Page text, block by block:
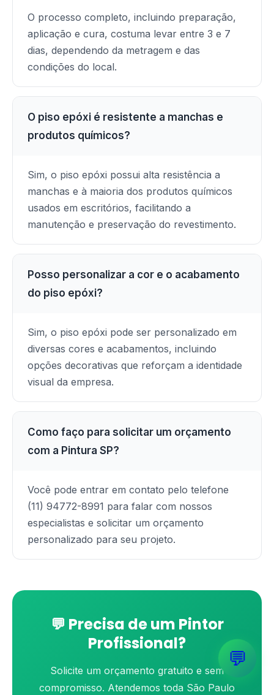
O processo completo, incluindo preparação,
aplicação e cura, costuma levar entre 3 e 7
dias, dependendo da metragem e das
condições do local.
O piso epóxi é resistente a manchas e
produtos químicos?
Sim, o piso epóxi possui alta resistência a
manchas e à maioria dos produtos químicos
usados em escritórios, facilitando a
manutenção e preservação do revestimento.
Posso personalizar a cor e o acabamento
do piso epóxi?
Sim, o piso epóxi pode ser personalizado em
diversas cores e acabamentos, incluindo
opções decorativas que reforçam a identidade
visual da empresa.
Como faço para solicitar um orçamento
com a Pintura SP?
Você pode entrar em contato pelo telefone
(11) 94772-8991 para falar com nossos
especialistas e solicitar um orçamento
personalizado para seu projeto.
💬 Precisa de um Pintor
Profissional?
Solicite um orçamento gratuito e sem
compromisso. Atendemos toda São Paulo
💬